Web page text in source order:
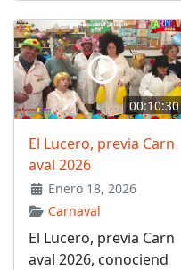
00:10:30
El Lucero, previa Carn
aval 2026
Enero 18, 2026
Carnaval
El Lucero, previa Carn
aval 2026, conociend